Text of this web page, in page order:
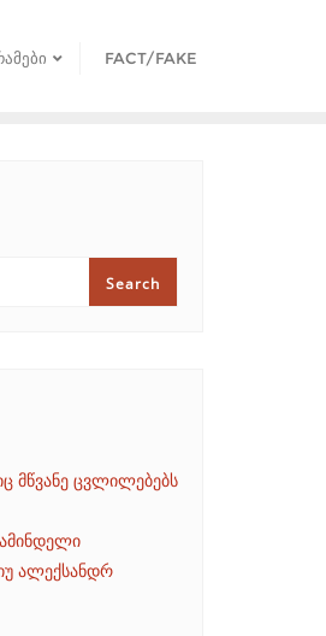
FACT/FAKE
Search
მწვანე ცვლილებებს
ალექსანდრ